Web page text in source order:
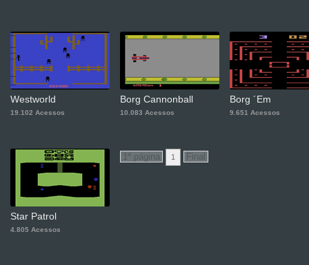
Westworld
19.102 Acessos
Borg Cannonball
10.083 Acessos
Borg ´Em
9.651 Acessos
Star Patrol
4.805 Acessos
1